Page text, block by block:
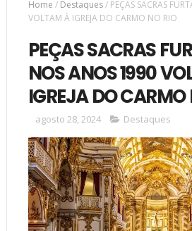
Home / Destaques/ PEÇAS SACRAS
VOLTAM À IGREJA DO CARMO NO RIO
PEÇAS SACRAS
NOS ANOS 1990
IGREJA DO CARMO
agosto 28, 2024 Destaques